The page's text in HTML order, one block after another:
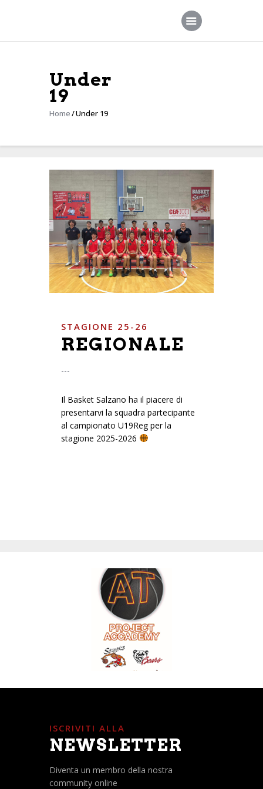
Under
19
Home Under 19
Home
Società
Squadre
Contatti
STAGIONE 25-26
REGIONALE
---
Il Basket Salzano ha il piacere di
presentarvi la squadra partecipante
al campionato U19Reg per la
stagione 2025-2026
ISCRIVITI ALLA
NEWSLETTER
Diventa un membro della nostra
community online